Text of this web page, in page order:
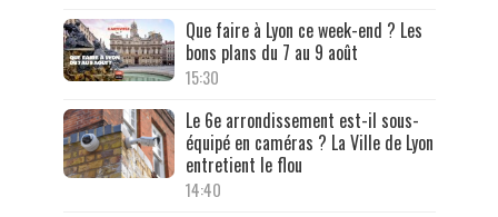
Que faire à Lyon ce week-end ? Les
bons plans du 7 au 9 août
15:30
Le 6e arrondissement est-il sous-
équipé en caméras ? La Ville de Lyon
entretient le flou
14:40